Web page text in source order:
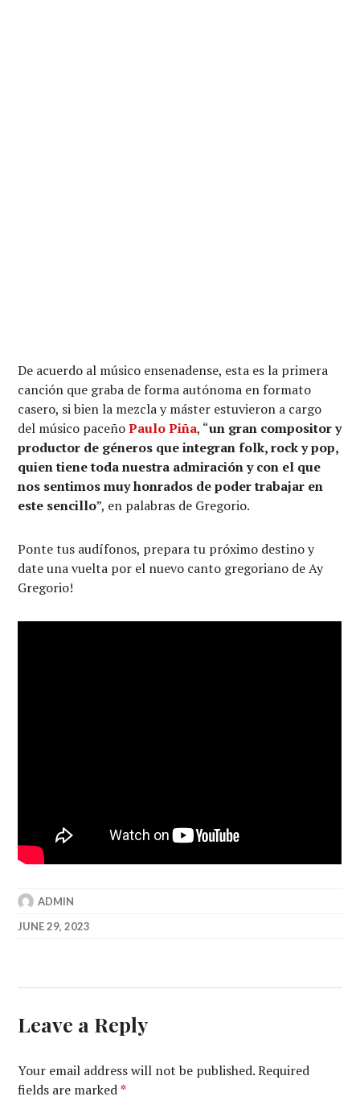
De acuerdo al músico ensenadense, esta es la primera
canción que graba de forma autónoma en formato
casero, si bien la mezcla y máster estuvieron a cargo
del músico paceñoPaulo Piña, “un gran compositor y
productor de géneros que integran folk, rock y pop,
quien tiene toda nuestra admiración y con el que
nos sentimos muy honrados de poder trabajar en
este sencillo”, en palabras de Gregorio.
Ponte tus audífonos, prepara tu próximo destino y
date una vuelta por el nuevo canto gregoriano de Ay
Gregorio!
ADMIN
JUNE 29, 2023
Leave a Reply
Your email address will not be published. Required
fields are marked*